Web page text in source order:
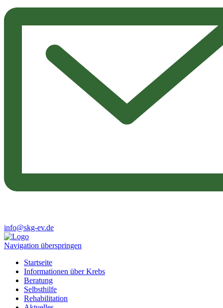
info@skg-ev.de
Navigation überspringen
Startseite
Informationen über Krebs
Beratung
Selbsthilfe
Rehabilitation